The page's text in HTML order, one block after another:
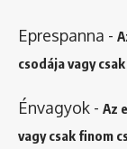
Eprespanna -
csodája vagy
Énvagyok - Az
vagy csak finom